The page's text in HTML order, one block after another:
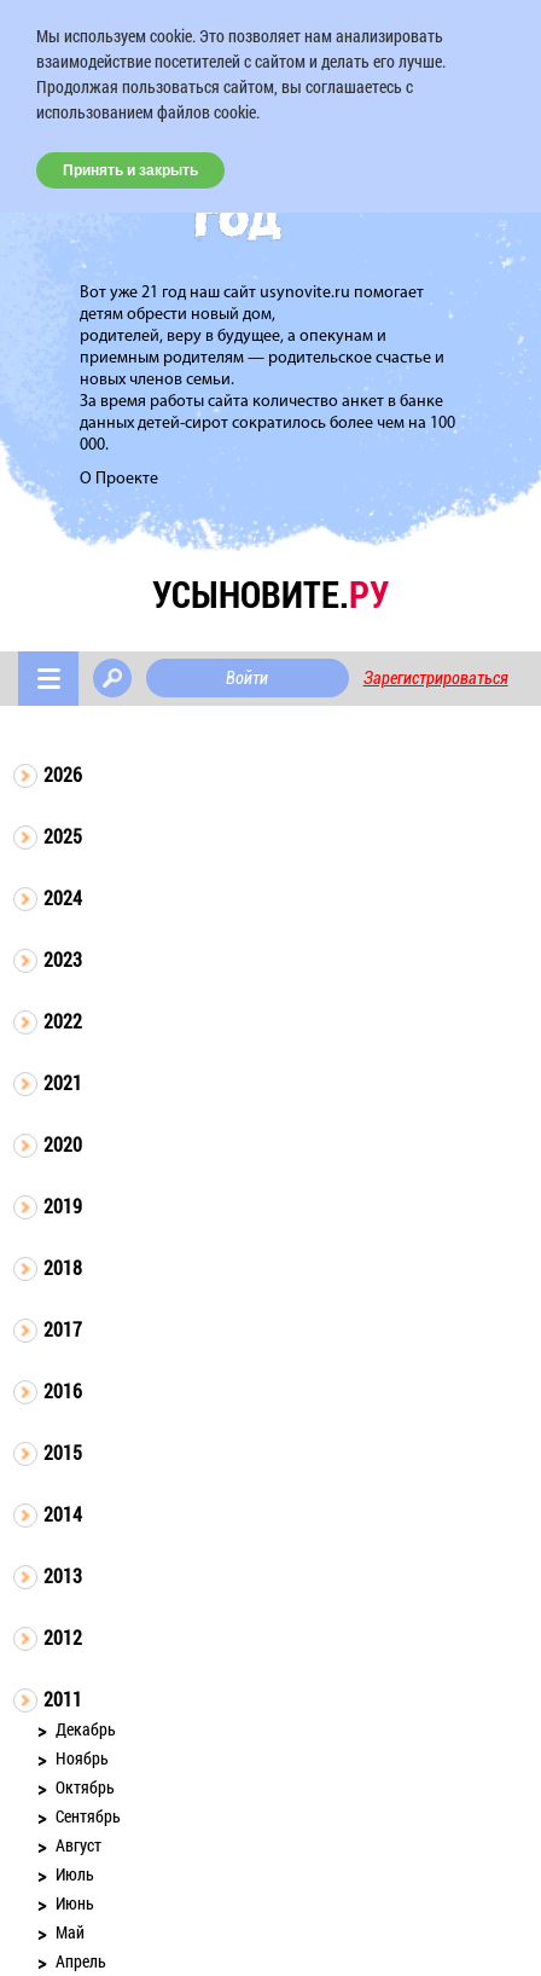
Вот уже 21 год наш сайт usynovite.ru помогает
детям обрести новый дом,
родителей, веру в будущее, а опекунам и
приемным родителям — родительское счастье и
новых членов семьи.
За время работы сайта количество анкет в банке
данных детей-сирот сократилось более чем на 100
000.
О Проекте
УСЫНОВИТЕ.РУ
Войти Зарегистрироваться
2026
2025
2024
2023
2022
2021
2020
2019
2018
2017
2016
2015
2014
2013
2012
2011
Декабрь
Ноябрь
Октябрь
Сентябрь
Август
Июль
Июнь
Май
Апрель
Мы используем cookie. Это позволяет нам анализировать
взаимодействие посетителей с сайтом и делать его лучше.
Продолжая пользоваться сайтом, вы соглашаетесь с
использованием файлов cookie.
Принять и закрыть